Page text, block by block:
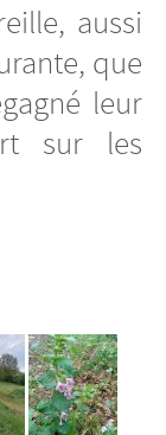
aussi
que
leur
sur les